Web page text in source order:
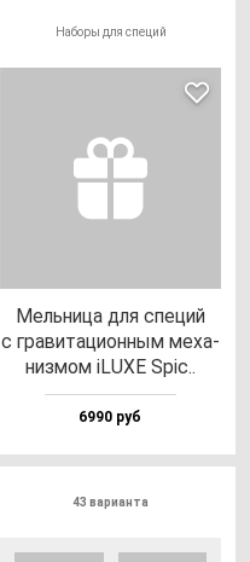
Наборы для специй
Мель­ни­ца для спе­ций
с гра­ви­та­ци­он­ным ме­ха­
низ­мом iLUXE Spic..
6990 руб
43 варианта